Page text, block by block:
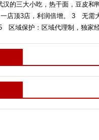
的三大小吃，热干面，豆皮
店顶3店，利润倍增。 3 无需
区域保护：区域代理制，独家